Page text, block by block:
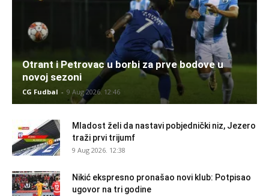
Otrant i Petrovac u borbi za prve bodove u
novoj sezoni
CG Fudbal - 9 Aug 2026. 12:46
Mladost želi da nastavi pobjednički niz, Jezero
traži prvi trijumf
9 Aug 2026. 12:38
Nikić ekspresno pronašao novi klub: Potpisao
ugovor na tri godine